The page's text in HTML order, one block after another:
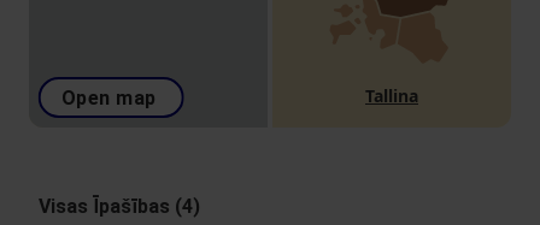
Open map Tallina
Visas Īpašības (4)